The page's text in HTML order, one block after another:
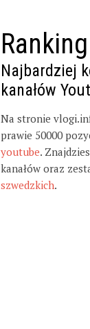
Najbardziej
kanałów
Na stronie
prawie 50000
youtube.
kanałów oraz
szwedzkich.